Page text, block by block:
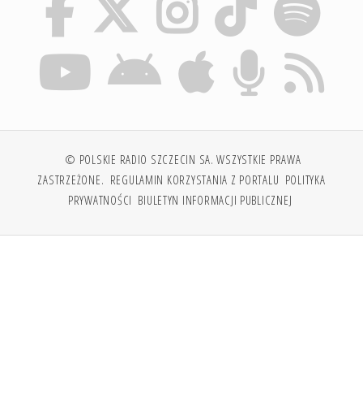
© POLSKIE RADIO SZCZECIN SA. WSZYSTKIE PRAWA
ZASTRZEŻONE. REGULAMIN KORZYSTANIA Z PORTALU POLITYKA
PRYWATNOŚCI BIULETYN INFORMACJI PUBLICZNEJ